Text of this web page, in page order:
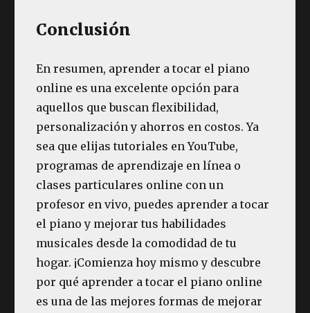
Conclusión
En resumen, aprender a tocar el piano
online es una excelente opción para
aquellos que buscan flexibilidad,
personalización y ahorros en costos. Ya
sea que elijas tutoriales en YouTube,
programas de aprendizaje en línea o
clases particulares online con un
profesor en vivo, puedes aprender a tocar
el piano y mejorar tus habilidades
musicales desde la comodidad de tu
hogar. ¡Comienza hoy mismo y descubre
por qué aprender a tocar el piano online
es una de las mejores formas de mejorar